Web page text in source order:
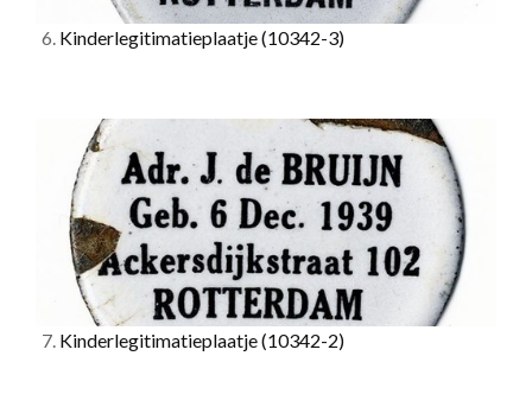
6. Kinderlegitimatieplaatje(10342-3)
7. Kinderlegitimatieplaatje(10342-2)